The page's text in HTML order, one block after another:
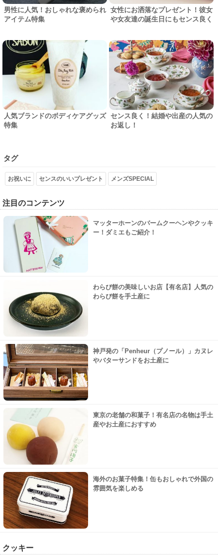
男性に人気！おしゃれな褒められ
アイテム特集
女性にお洒落なプレゼント！彼女
や女友達の誕生日にもセンス良く
人気ブランドのボディケアグッズ
特集
センス良く！結婚や出産の人気の
お返し！
タグ
お祝いに センスのいいプレゼント メンズSPECIAL
注目のコンテンツ
マッターホーンのバームクーヘンやクッキ
ー！ダミエもご紹介！
わらび餅の美味しいお店【有名店】人気の
わらび餅を手土産に
神戸発の「Penheur（プノール）」カヌレ
やバターサンドをお土産に
東京の老舗の和菓子！有名店の名物は手土
産やお土産におすすめ
海外のお菓子特集！缶もおしゃれで外国の
雰囲気を楽しめる
クッキー